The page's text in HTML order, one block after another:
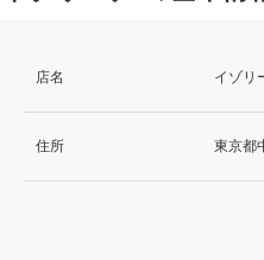
店名 イゾリ
住所 東京都